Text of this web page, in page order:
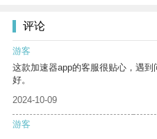
评论
游客
这款加速器app的客服很贴心，遇
好。
2024-10-09
游客